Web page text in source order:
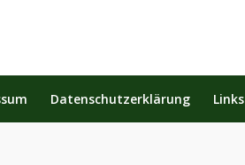
Datenschutzerklärung Links